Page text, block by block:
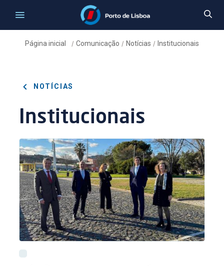
Página inicial / Comunicação / Notícias / Institucionais
NOTÍCIAS
Institucionais